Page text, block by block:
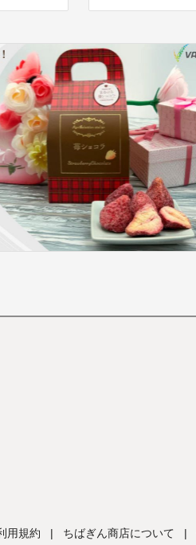
用規約 | ちばぎん商店について |